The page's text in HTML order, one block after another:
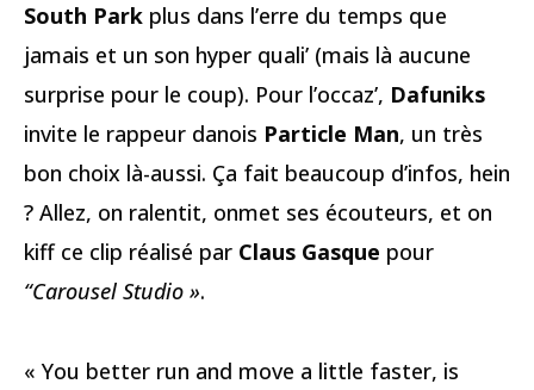
South Park plus dans l’erre du temps que
jamais et un son hyper quali’ (mais là aucune
surprise pour le coup). Pour l’occaz’, Dafuniks
invite le rappeur danois Particle Man, un très
bon choix là-aussi. Ça fait beaucoup d’infos, hein
? Allez, on ralentit, onmet ses écouteurs, et on
kiff ce clip réalisé par Claus Gasque pour
“Carousel Studio ».
« You better run and move a little faster, is